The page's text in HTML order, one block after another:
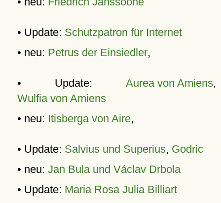
• Update: Schutzpatron für Internet
• neu: Petrus der Einsiedler,
• Update: Aurea von Amiens,
Wulfia von Amiens
• neu: Itisberga von Aire,
• Update: Salvius und Superius, Godric
• neu: Jan Bula und Václav Drbola
• Update: Maria Rosa Julia Billiart